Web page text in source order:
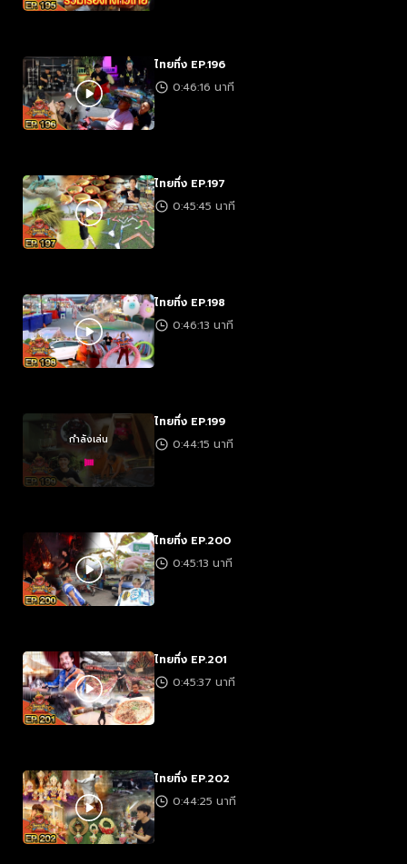
ไทยทึ่ง EP.196
0:46:16 นาที
ไทยทึ่ง EP.197
0:45:45 นาที
ไทยทึ่ง EP.198
0:46:13 นาที
กำลังเล่น
ไทยทึ่ง EP.199
0:44:15 นาที
ไทยทึ่ง EP.200
0:45:13 นาที
ไทยทึ่ง EP.201
0:45:37 นาที
ไทยทึ่ง EP.202
0:44:25 นาที